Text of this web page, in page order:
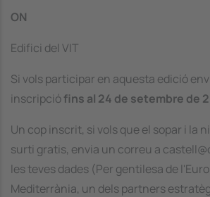
ON
Edifici del VIT
Si vols participar en aquesta edició
inscripciófins al 24 de setembre de
Un cop inscrit, si vols que el sopar i la
surti gratis, envia un correu a
les teves dades (Per gentilesa de
Mediterrània, un dels partners